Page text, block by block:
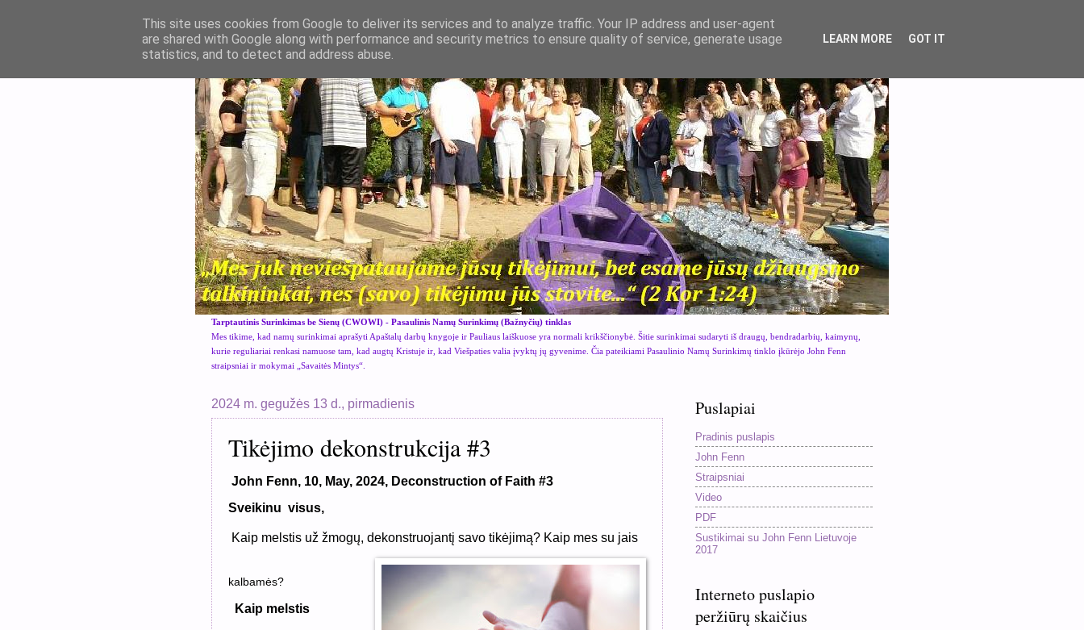
Tarptautinis Surinkimas be Sienų (CWOWI) - Pasaulinis Namų Surinkimų (Bažnyčių) tinklas
Mes tikime, kad namų surinkimai aprašyti Apaštalų darbų knygoje ir Pauliaus laiškuose yra normali krikščionybė. Šitie surinkimai sudaryti iš draugų, bendradarbių, kaimynų,
kurie reguliariai renkasi namuose tam, kad augtų Kristuje ir, kad Viešpaties valia įvyktų jų gyvenime. Čia pateikiami Pasaulinio Namų Surinkimų tinklo įkūrėjo John Fenn
straipsniai ir mokymai „Savaitės Mintys“.
2024 m. gegužės 13 d., pirmadienis
Tikėjimo dekonstrukcija #3
John Fenn, 10, May, 2024, Deconstruction of Faith #3
Sveikinu visus,
Kaip melstis už žmogų, dekonstruojantį savo tikėjimą? Kaip mes su jais
kalbamės?
Kaip melstis
Puslapiai
Pradinis puslapis
John Fenn
Straipsniai
Video
PDF
Sustikimai su John Fenn Lietuvoje
2017
Interneto puslapio
peržiūrų skaičius
This site uses cookies from Google to deliver its services and to analyze traffic. Your IP address and user-agent
are shared with Google along with performance and security metrics to ensure quality of service, generate usage
statistics, and to detect and address abuse.
LEARN MORE GOT IT